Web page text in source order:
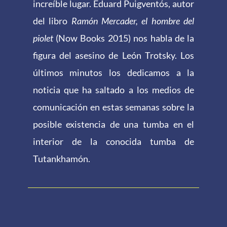
increíble lugar. Eduard Puigventós, autor
del libro Ramón Mercader, el hombre del
piolet(Now Books 2015) nos habla de la
figura del asesino de León Trotsky. Los
últimos minutos los dedicamos a la
noticia que ha saltado a los medios de
comunicación en estas semanas sobre la
posible existencia de una tumba en el
interior de la conocida tumba de
Tutankhamón.